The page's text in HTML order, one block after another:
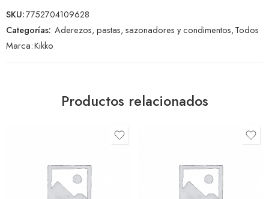
SKU:7752704109628
Categorías: Aderezos, pastas, sazonadores y condimentos,Todos
Marca:Kikko
Productos relacionados